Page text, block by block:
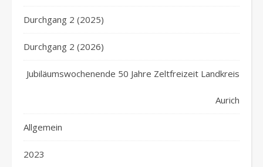
Durchgang 2 (2025)
Durchgang 2 (2026)
Jubiläumswochenende 50 Jahre Zeltfreizeit Landkreis
Aurich
Allgemein
2023